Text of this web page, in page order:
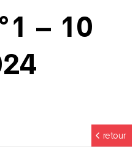
– 10
retour